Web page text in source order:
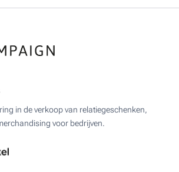
in de verkoop van relatiegeschenken,
voor bedrijven.